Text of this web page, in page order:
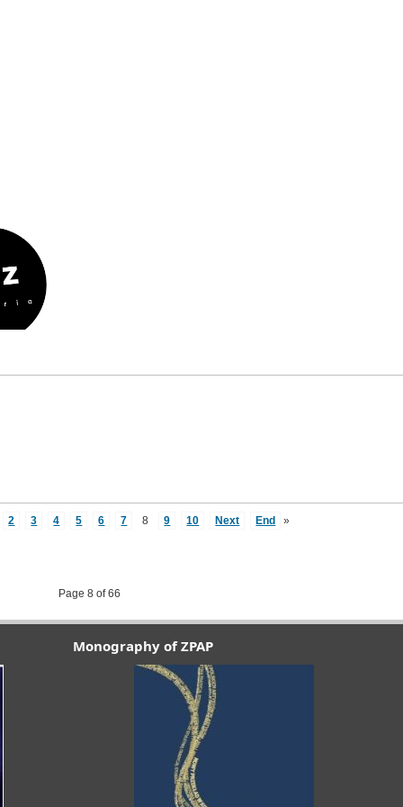
2 3 4 5 6 7 8 9 10 Next End »
Page 8 of 66
Monography of ZPAP